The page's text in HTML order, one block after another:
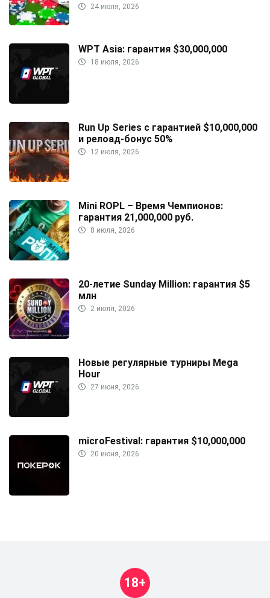
24 июля, 2026
WPT Asia: гарантия $30,000,000
18 июля, 2026
Run Up Series с гарантией $10,000,000
и релоад-бонус 50%
12 июля, 2026
Mini ROPL – Время Чемпионов:
гарантия 21,000,000 руб.
8 июля, 2026
20-летие Sunday Million: гарантия $5
млн
2 июля, 2026
Новые регулярные турниры Mega
Hour
27 июня, 2026
microFestival: гарантия $10,000,000
20 июня, 2026
18+